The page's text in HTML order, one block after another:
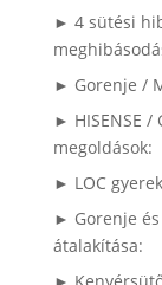
► 4 sütési
► Gorenje /
► HISENSE /
megoldások:
► LOC
► Gorenje és
átalakítása: